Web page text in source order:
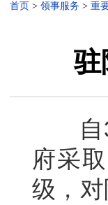
首页 > 领事服务 > 重
驻
自3
府采
级，